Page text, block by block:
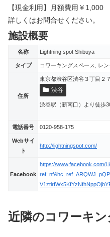
【現金利用】月額費用￥1,000
詳しくはお問合せください。
施設概要
名称 Lightning spot Shibuya
タイプ コワーキングスペース, レ
住所
東京都渋谷区渋谷３丁目２
渋谷
渋谷駅（新南口）より徒歩
電話番号 0120-958-175
Webサイ
ト
http://lightningspot.com/
Facebook
https://www.facebook.com/
近隣のコワーキ